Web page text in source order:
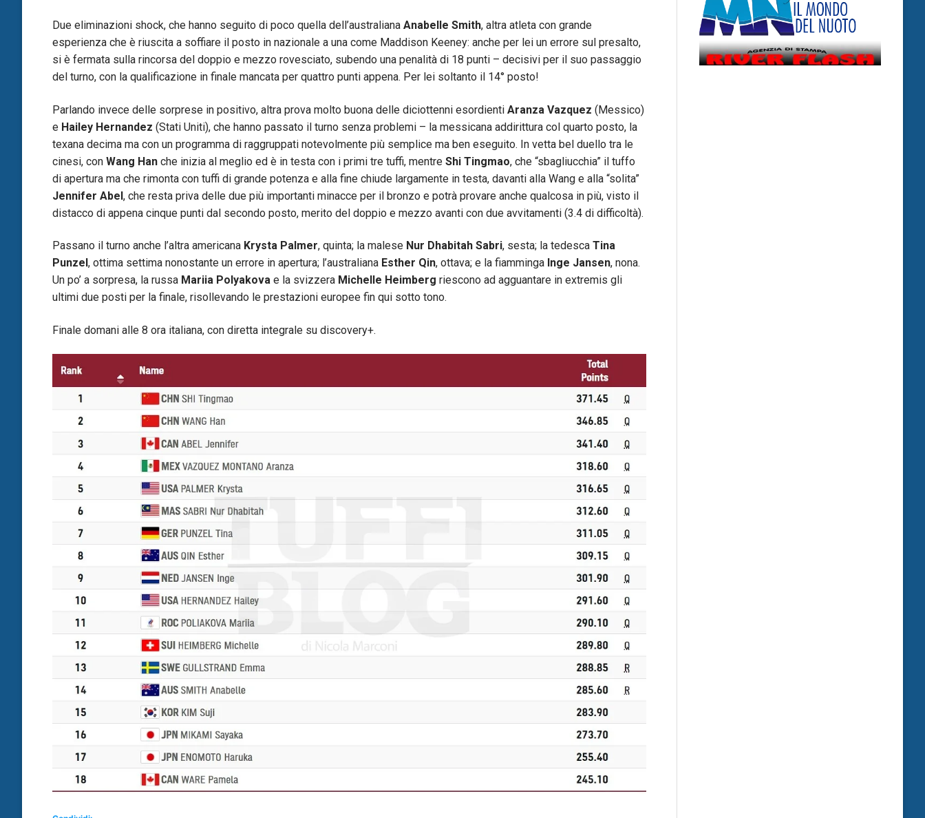
Due eliminazioni shock, che hanno seguito di poco quella dell’australiana Anabelle Smith, altra atleta con grande
esperienza che è riuscita a soffiare il posto in nazionale a una come Maddison Keeney: anche per lei un errore sul presalto,
si è fermata sulla rincorsa del doppio e mezzo rovesciato, subendo una penalità di 18 punti – decisivi per il suo passaggio
del turno, con la qualificazione in finale mancata per quattro punti appena. Per lei soltanto il 14° posto!
Parlando invece delle sorprese in positivo, altra prova molto buona delle diciottenni esordienti Aranza Vazquez (Messico)
e Hailey Hernandez (Stati Uniti), che hanno passato il turno senza problemi – la messicana addirittura col quarto posto, la
texana decima ma con un programma di raggruppati notevolmente più semplice ma ben eseguito. In vetta bel duello tra le
cinesi, con Wang Han che inizia al meglio ed è in testa con i primi tre tuffi, mentre Shi Tingmao, che “sbagliucchia” il tuffo
di apertura ma che rimonta con tuffi di grande potenza e alla fine chiude largamente in testa, davanti alla Wang e alla “solita”
Jennifer Abel, che resta priva delle due più importanti minacce per il bronzo e potrà provare anche qualcosa in più, visto il
distacco di appena cinque punti dal secondo posto, merito del doppio e mezzo avanti con due avvitamenti (3.4 di difficoltà).
Passano il turno anche l’altra americana Krysta Palmer, quinta; la malese Nur Dhabitah Sabri, sesta; la tedesca Tina
Punzel , ottima settima nonostante un errore in apertura; l’australiana Esther Qin, ottava; e la fiamminga Inge Jansen, nona.
Un po’ a sorpresa, la russa Mariia Polyakova e la svizzera Michelle Heimberg riescono ad agguantare in extremis gli
ultimi due posti per la finale, risollevando le prestazioni europee fin qui sotto tono.
Finale domani alle 8 ora italiana, con diretta integrale su discovery+.